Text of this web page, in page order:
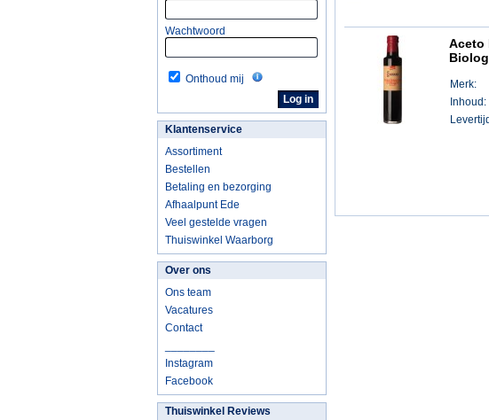
Wachtwoord
Onthoud mij
Klantenservice
Assortiment
Bestellen
Betaling en bezorging
Afhaalpunt Ede
Veel gestelde vragen
Thuiswinkel Waarborg
Over ons
Ons team
Vacatures
Contact
Instagram
Facebook
Thuiswinkel Reviews
Aceto
Merk:
Inhoud: